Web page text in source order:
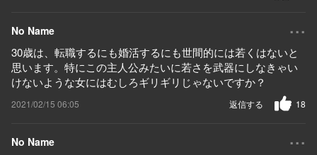
No Name ...
30歳は、転職するにも婚活するにも世間的には若くはないと
思います。特にこの主人公みたいに若さを武器にしなきゃい
けないような女にはむしろギリギリじゃないですか？
2021/02/15 06:05 18
返信する
No Name ...